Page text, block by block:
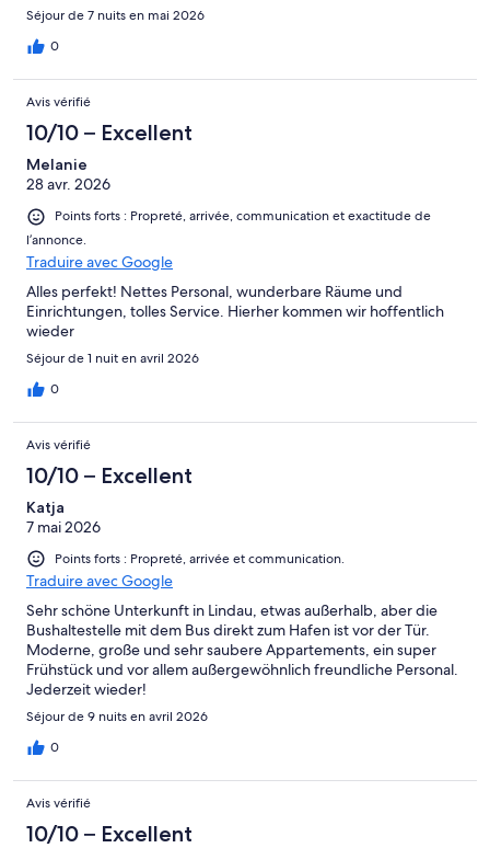
Séjour de 7 nuits en mai 2026
0
Avis vérifié
10/10 – Excellent
Melanie
28 avr. 2026
Points forts : Propreté, arrivée, communication et exactitude de
l’annonce.
Traduire avec Google
Alles perfekt! Nettes Personal, wunderbare Räume und
Einrichtungen, tolles Service. Hierher kommen wir hoffentlich
wieder
Séjour de 1 nuit en avril 2026
0
Avis vérifié
10/10 – Excellent
Katja
7 mai 2026
Points forts : Propreté, arrivée et communication.
Traduire avec Google
Sehr schöne Unterkunft in Lindau, etwas außerhalb, aber die
Bushaltestelle mit dem Bus direkt zum Hafen ist vor der Tür.
Moderne, große und sehr saubere Appartements, ein super
Frühstück und vor allem außergewöhnlich freundliche Personal.
Jederzeit wieder!
Séjour de 9 nuits en avril 2026
0
Avis vérifié
10/10 – Excellent